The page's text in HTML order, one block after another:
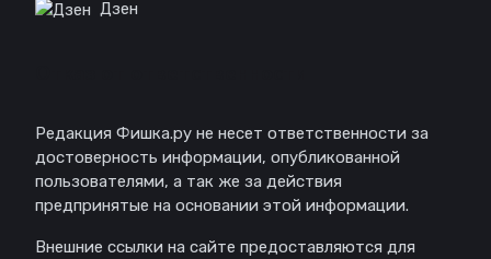
Дзен
Редакция Фишка.ру не несет ответственности за
достоверность информации, опубликованной
пользователями, а так же за действия
предпринятые на основании этой информации.
Внешние ссылки на сайте предоставляются для